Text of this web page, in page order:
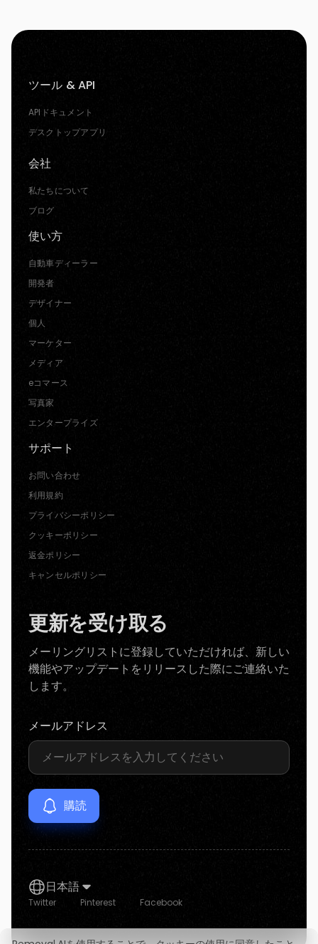
ツール & API
APIドキュメント
デスクトップアプリ
会社
私たちについて
ブログ
使い方
自動車ディーラー
開発者
デザイナー
個人
マーケター
メディア
eコマース
写真家
エンタープライズ
サポート
お問い合わせ
利用規約
プライバシーポリシー
クッキーポリシー
返金ポリシー
キャンセルポリシー
更新を受け取る
メーリングリストに登録していただければ、新しい
機能やアップデートをリリースした際にご連絡いた
します。
メールアドレス
日本語
Twitter Pinterest Facebook